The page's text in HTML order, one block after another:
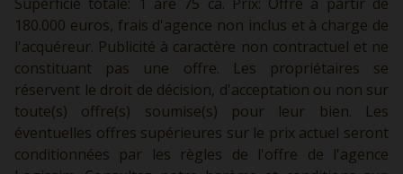
180.000 euros, frais d'agence non inclus et à charge de
l'acquéreur. Publicité à caractère non contractuel et ne
constituant pas une offre. Les propriétaires se
réservent le droit de décision, d'acceptation ou non sur
toute(s) offre(s) soumise(s) pour leur bien. Les
éventuelles offres supérieures sur le prix actuel seront
conditionnées par les règles de l'offre de l'agence